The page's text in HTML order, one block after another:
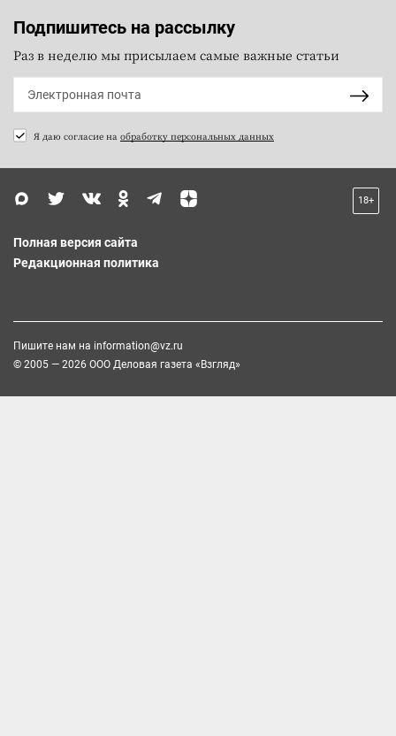
Подпишитесь на рассылку
Раз в неделю мы присылаем самые важные статьи
Я даю согласие на обработку персональных данных
18+
Полная версия сайта
Редакционная политика
Пишите нам на information@vz.ru
© 2005 — 2026 ООО Деловая газета «Взгляд»